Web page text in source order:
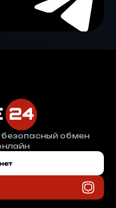
обмен